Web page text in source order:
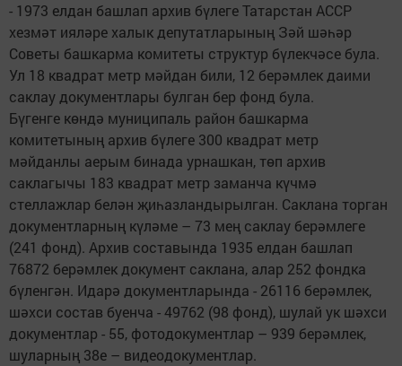
- 1973 елдан башлап архив бүлеге Татарстан АССР
хезмәт ияләре халык депутатларының Зәй шәһәр
Советы башкарма комитеты структур бүлекчәсе була.
Ул 18 квадрат метр мәйдан били, 12 берәмлек даими
саклау документлары булган бер фонд була.
Бүгенге көндә муниципаль район башкарма
комитетының архив бүлеге 300 квадрат метр
мәйданлы аерым бинада урнашкан, төп архив
саклагычы 183 квадрат метр заманча күчмә
стеллажлар белән җиһазландырылган. Саклана торган
документларның күләме – 73 мең саклау берәмлеге
(241 фонд). Архив составында 1935 елдан башлап
76872 берәмлек документ саклана, алар 252 фондка
бүленгән. Идарә документларында - 26116 берәмлек,
шәхси состав буенча - 49762 (98 фонд), шулай ук шәхси
документлар - 55, фотодокументлар – 939 берәмлек,
шуларның 38е – видеодокументлар.